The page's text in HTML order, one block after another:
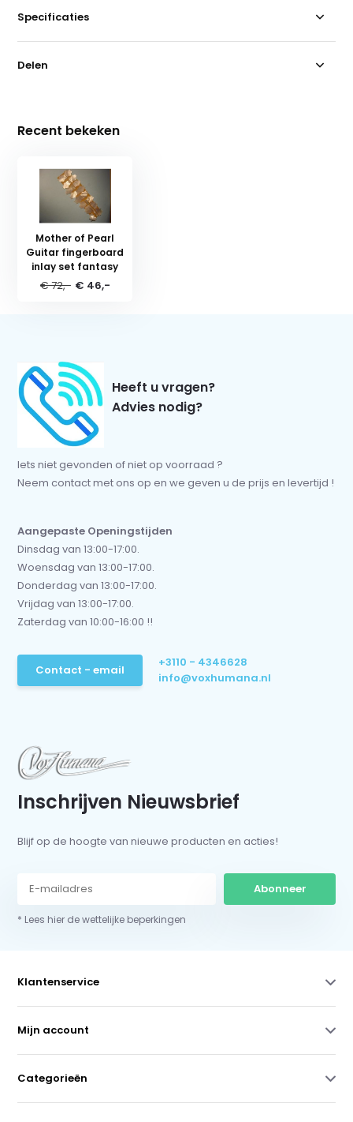
Specificaties
Delen
Recent bekeken
Mother of Pearl
Guitar fingerboard
inlay set fantasy
€ 72,- € 46,-
Heeft u vragen?
Advies nodig?
Iets niet gevonden of niet op voorraad ?
Neem contact met ons op en we geven u de prijs en levertijd !
Aangepaste Openingstijden
Dinsdag van 13:00-17:00.
Woensdag van 13:00-17:00.
Donderdag van 13:00-17:00.
Vrijdag van 13:00-17:00.
Zaterdag van 10:00-16:00 !!
Contact - email
+3110 - 4346628
info@voxhumana.nl
Inschrijven Nieuwsbrief
Blijf op de hoogte van nieuwe producten en acties!
Abonneer
* Lees hier de wettelijke beperkingen
Klantenservice
Mijn account
Categorieën